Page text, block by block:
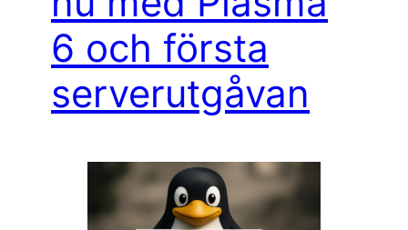
6 och första
serverutgåvan